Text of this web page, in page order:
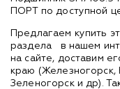
ПОРТ по доступной
Предлагаем купить
раздела
в нашем
на сайте, доставим
краю (Железногорск,
Зеленогорск и др).